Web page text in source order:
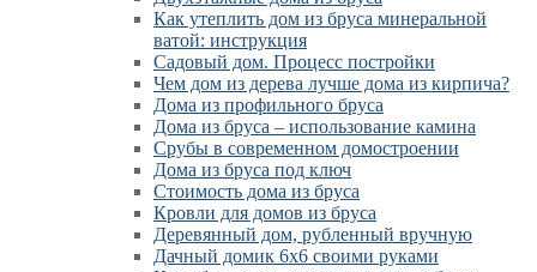
Как утеплить дом из бруса минеральной
ватой: инструкция
Садовый дом. Процесс постройки
Чем дом из дерева лучше дома из кирпича?
Дома из профильного бруса
Дома из бруса – использование камина
Срубы в современном домостроении
Дома из бруса под ключ
Стоимость дома из бруса
Кровли для домов из бруса
Деревянный дом, рубленный вручную
Дачный домик 6х6 своими руками